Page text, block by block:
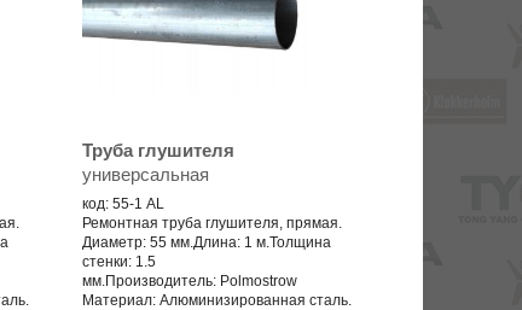
Труба глушителя
универсальная
код: 55-1 AL
Ремонтная труба глушителя, прямая.
Диаметр: 55 мм.Длина: 1 м.Толщина
стенки: 1.5
мм.Производитель: Polmostrow
Материал: Алюминизированная сталь.